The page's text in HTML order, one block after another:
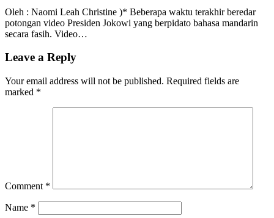
Oleh : Naomi Leah Christine )* Beberapa waktu terakhir beredar
potongan video Presiden Jokowi yang berpidato bahasa mandarin
secara fasih. Video…
Leave a Reply
Your email address will not be published. Required fields are
marked *
Comment *
Name *